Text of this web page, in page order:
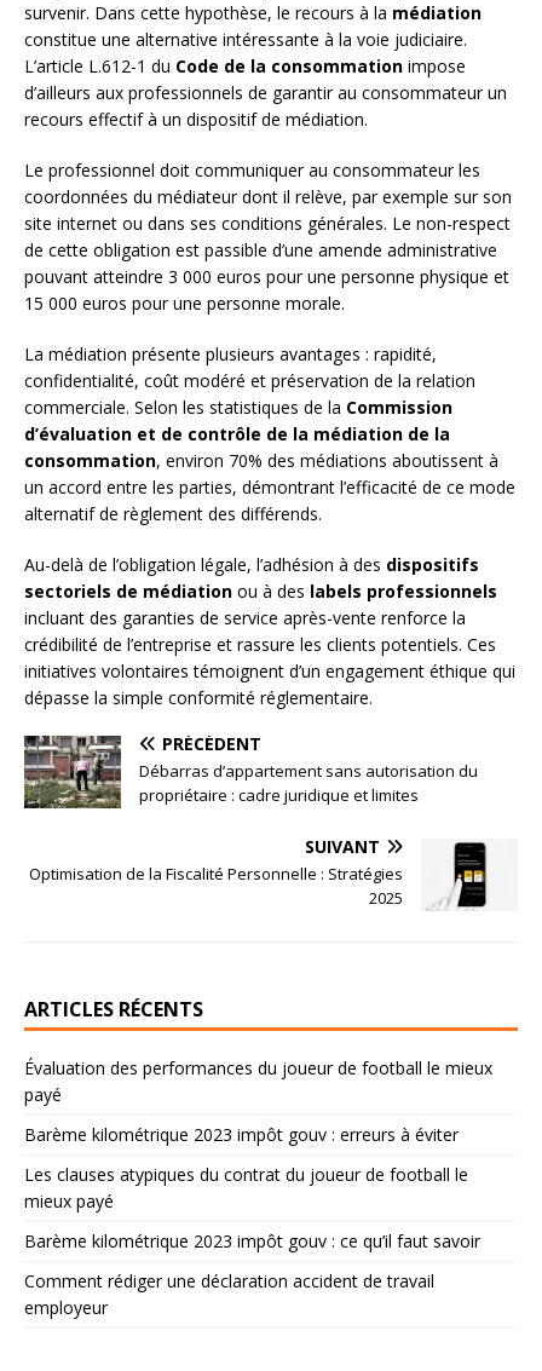
survenir. Dans cette hypothèse, le recours à la médiation
constitue une alternative intéressante à la voie judiciaire.
L’article L.612-1 du Code de la consommation impose
d’ailleurs aux professionnels de garantir au consommateur un
recours effectif à un dispositif de médiation.
Le professionnel doit communiquer au consommateur les
coordonnées du médiateur dont il relève, par exemple sur son
site internet ou dans ses conditions générales. Le non-respect
de cette obligation est passible d’une amende administrative
pouvant atteindre 3 000 euros pour une personne physique et
15 000 euros pour une personne morale.
La médiation présente plusieurs avantages : rapidité,
confidentialité, coût modéré et préservation de la relation
commerciale. Selon les statistiques de la Commission
d’évaluation et de contrôle de la médiation de la
consommation, environ 70% des médiations aboutissent à
un accord entre les parties, démontrant l’efficacité de ce mode
alternatif de règlement des différends.
Au-delà de l’obligation légale, l’adhésion à des dispositifs
sectoriels de médiation ou à des labels professionnels
incluant des garanties de service après-vente renforce la
crédibilité de l’entreprise et rassure les clients potentiels. Ces
initiatives volontaires témoignent d’un engagement éthique qui
dépasse la simple conformité réglementaire.
PRÉCÉDENT
Débarras d’appartement sans autorisation du
propriétaire : cadre juridique et limites
SUIVANT
Optimisation de la Fiscalité Personnelle : Stratégies
2025
ARTICLES RÉCENTS
Évaluation des performances du joueur de football le mieux
payé
Barème kilométrique 2023 impôt gouv : erreurs à éviter
Les clauses atypiques du contrat du joueur de football le
mieux payé
Barème kilométrique 2023 impôt gouv : ce qu’il faut savoir
Comment rédiger une déclaration accident de travail
employeur